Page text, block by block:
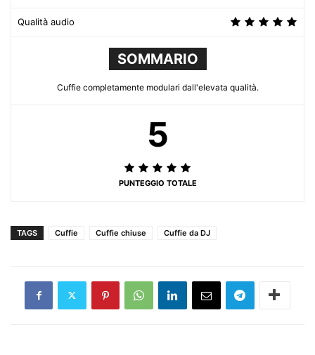
Qualità audio
SOMMARIO
Cuffie completamente modulari dall'elevata qualità.
5
PUNTEGGIO TOTALE
TAGS Cuffie Cuffie chiuse Cuffie da DJ